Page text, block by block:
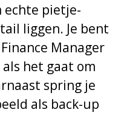
echte pietje-
liggen. Je bent
Manager
het gaat om
spring je
als back-up